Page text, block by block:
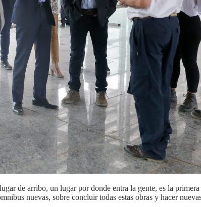
de arribo, un lugar por donde entra la gente, es la
nuevas, sobre concluir todas estas obras y hacer